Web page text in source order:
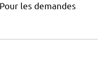
les demandes